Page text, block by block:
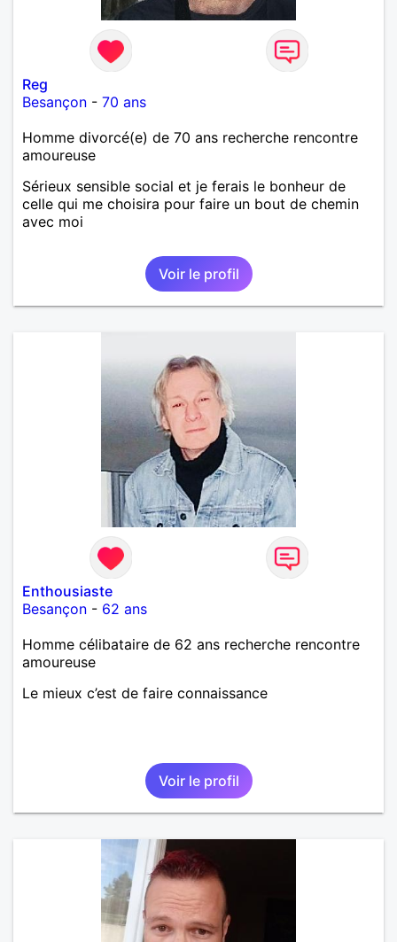
Reg
Besançon - 70 ans
Homme divorcé(e) de 70 ans recherche rencontre
amoureuse
Sérieux sensible social et je ferais le bonheur de
celle qui me choisira pour faire un bout de chemin
avec moi
Voir le profil
Enthousiaste
Besançon - 62 ans
Homme célibataire de 62 ans recherche rencontre
amoureuse
Le mieux c’est de faire connaissance
Voir le profil